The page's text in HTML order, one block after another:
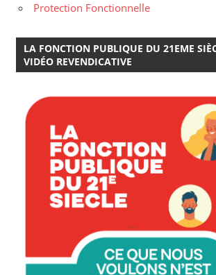
Protection Fonctionnelle
LA FONCTION PUBLIQUE DU 21EME
VIDÉO REVENDICATIVE